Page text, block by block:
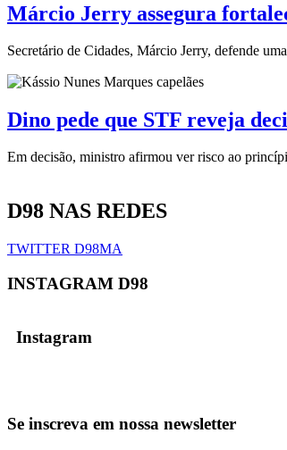
Márcio Jerry assegura
Secretário de Cidades, Márcio Jerry, defende
Dino pede que STF reveja
Em decisão, ministro afirmou ver risco ao
D98 NAS REDES
TWITTER D98MA
INSTAGRAM D98
Instagram
Se inscreva em nossa newsletter